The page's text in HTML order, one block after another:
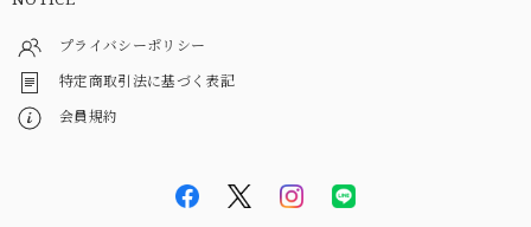
プライバシーポリシー
特定商取引法に基づく表記
会員規約